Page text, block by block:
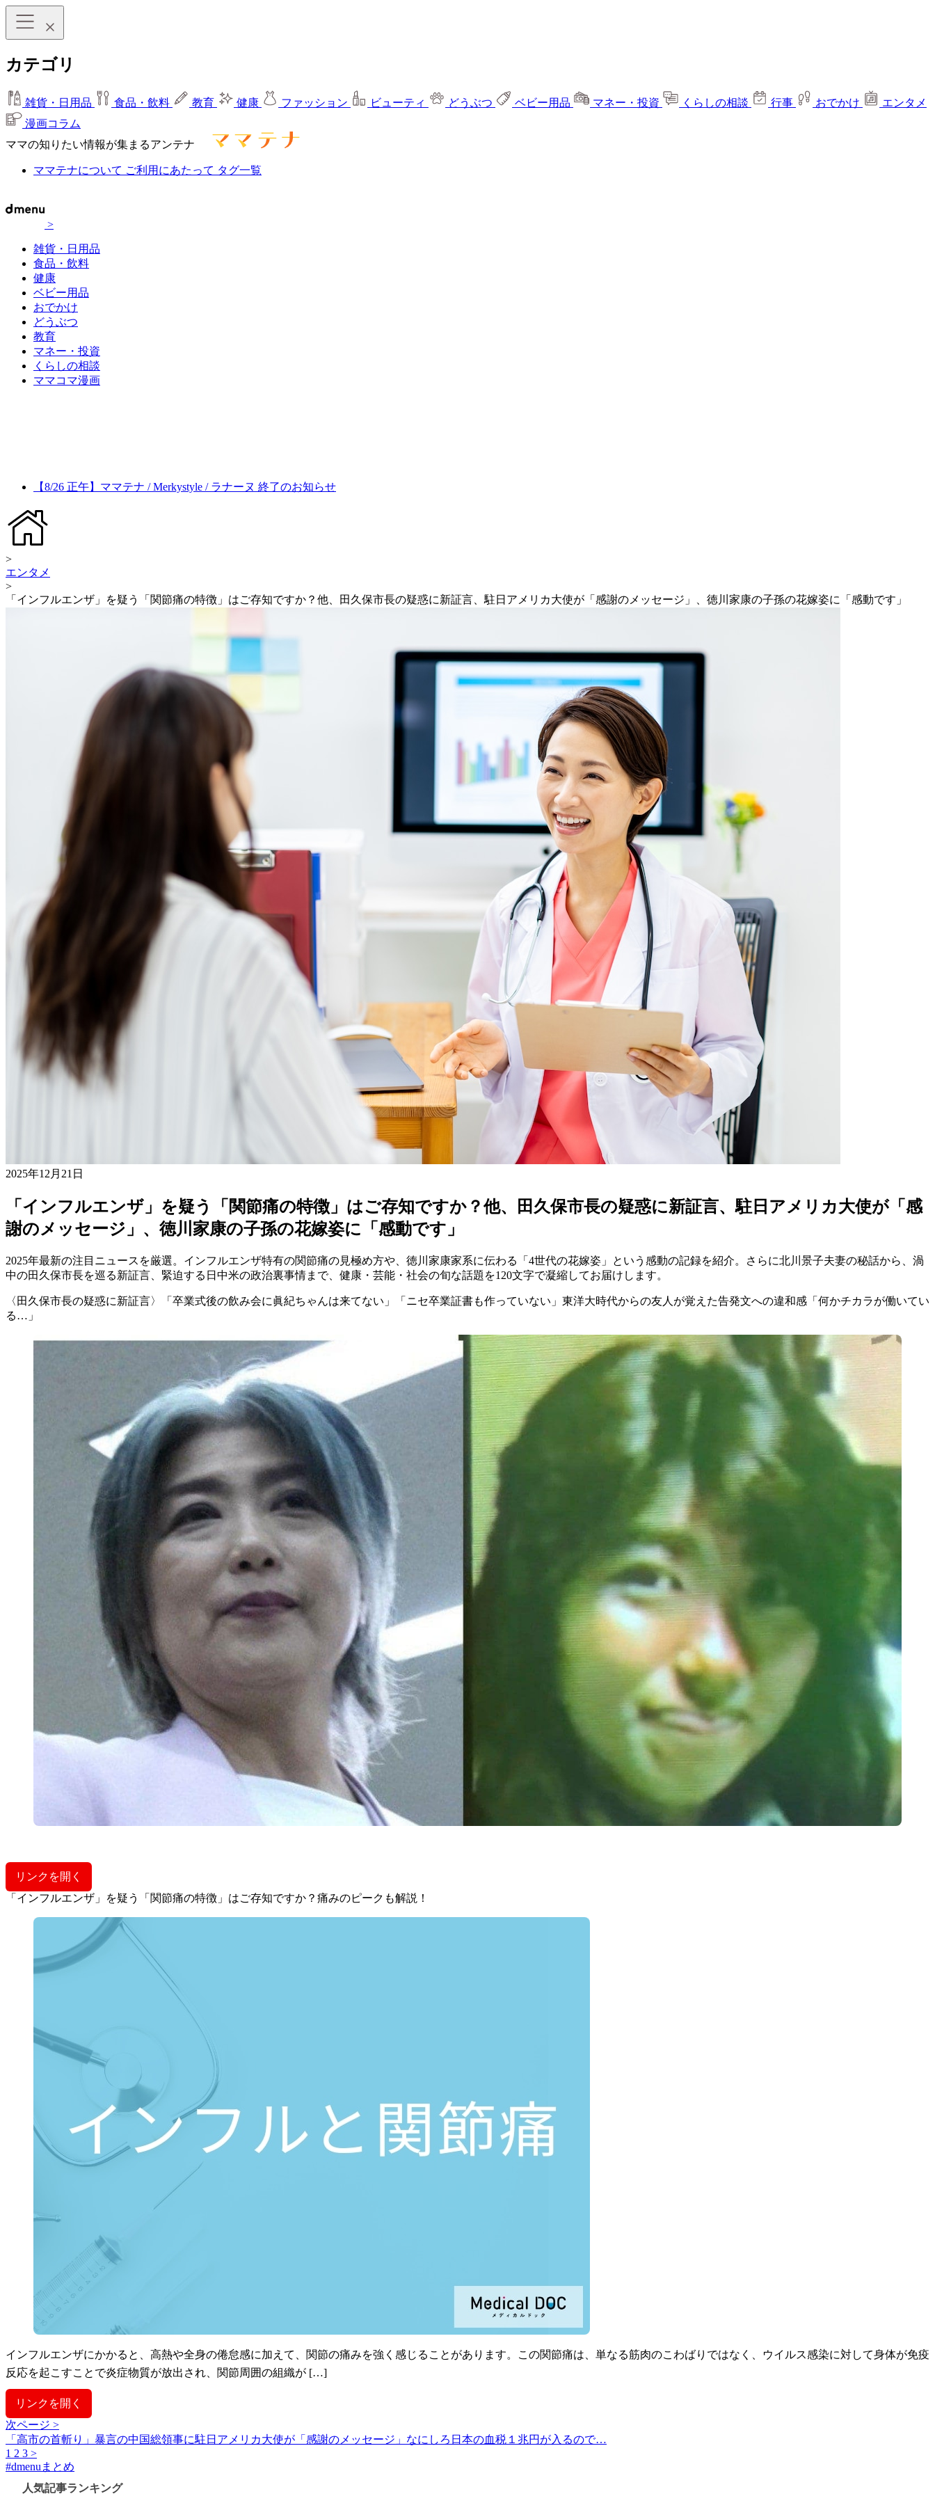
カテゴリ
雑貨・日用品 食品・飲料 教育 健康 ファッション ビューティ どうぶつ ベビー用品 マネー・投資 くらしの相談 行事 おでかけ
エンタメ
漫画コラム
ママの知りたい情報が集まるアンテナ
ママテナについて ご利用にあたって タグ一覧
>
雑貨・日用品
食品・飲料
健康
ベビー用品
おでかけ
どうぶつ
教育
マネー・投資
くらしの相談
ママコマ漫画
【8/26 正午】ママテナ / Merkystyle / ラナーヌ 終了のお知らせ
>
エンタメ
>
「インフルエンザ」を疑う「関節痛の特徴」はご存知ですか？他、田久保市長の疑惑に新証言、駐日アメリカ大使が「感謝のメッセージ」、徳川家康の子孫の花嫁姿に「感動です」
2025年12月21日
「インフルエンザ」を疑う「関節痛の特徴」はご存知ですか？他、田久保市長の疑惑に新証言、駐日アメリカ大使が「感
謝のメッセージ」、徳川家康の子孫の花嫁姿に「感動です」
2025年最新の注目ニュースを厳選。インフルエンザ特有の関節痛の見極め方や、徳川家康家系に伝わる「4世代の花嫁姿」という感動の記録を紹介。さらに北川景子夫妻の秘話から、渦
中の田久保市長を巡る新証言、緊迫する日中米の政治裏事情まで、健康・芸能・社会の旬な話題を120文字で凝縮してお届けします。
〈田久保市長の疑惑に新証言〉「卒業式後の飲み会に眞紀ちゃんは来てない」「ニセ卒業証書も作っていない」東洋大時代からの友人が覚えた告発文への違和感「何かチカラが働いてい
る…」
リンクを開く
「インフルエンザ」を疑う「関節痛の特徴」はご存知ですか？痛みのピークも解説！
インフルエンザにかかると、高熱や全身の倦怠感に加えて、関節の痛みを強く感じることがあります。この関節痛は、単なる筋肉のこわばりではなく、ウイルス感染に対して身体が免疫
反応を起こすことで炎症物質が放出され、関節周囲の組織が […]
リンクを開く
次ページ >
「高市の首斬り」暴言の中国総領事に駐日アメリカ大使が「感謝のメッセージ」なにしろ日本の血税１兆円が入るので…
1 2 3 >
#dmenuまとめ
人気記事ランキング